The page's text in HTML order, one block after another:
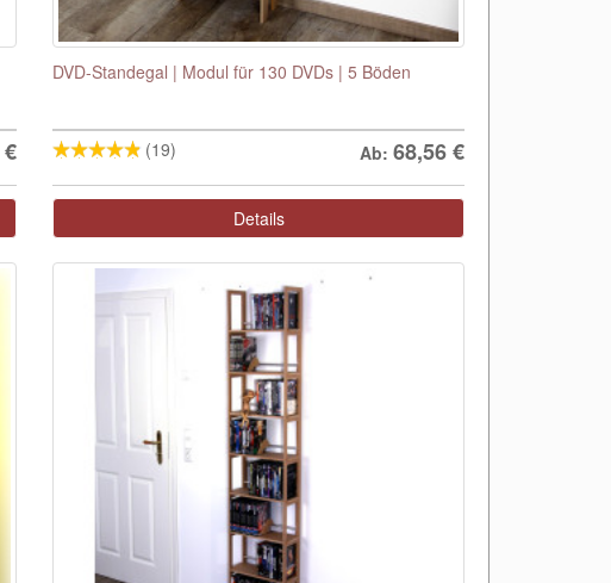
€
DVD-Standegal | Modul für 130 DVDs | 5 Böden
(19) Ab: 68,56€
Details